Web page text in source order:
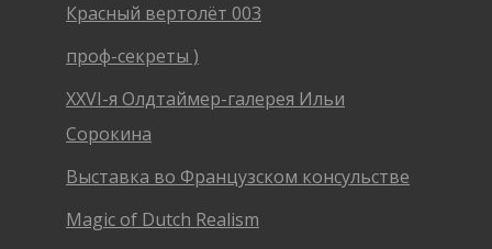
Красный вертолёт 003
проф-секреты )
XXVI-я Олдтаймер-галерея Ильи
Сорокина
Выставка во Французском консульстве
Magic of Dutch Realism